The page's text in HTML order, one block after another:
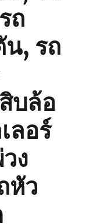
ถ
, รถ
บล้อ
ลอร์
ง
หัว